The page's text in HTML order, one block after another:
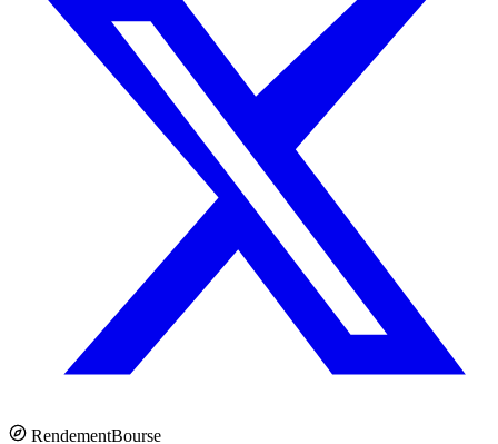
RendementBourse